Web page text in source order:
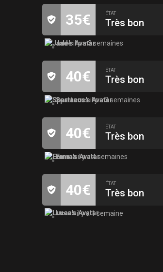
35€ ÉTAT
Très bon
Jadeil y a 3 semaines
40€ ÉTAT
Très bon
Spartacusil y a 3 semaines
40€ ÉTAT
Très bon
Emmail y a 4 semaines
40€ ÉTAT
Très bon
Lucasil y a 1 semaine